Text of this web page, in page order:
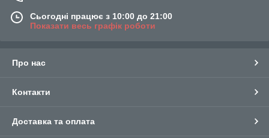
Сьогодні працює з 10:00 до 21:00
Показати весь графік роботи
Про нас
Контакти
Доставка та оплата